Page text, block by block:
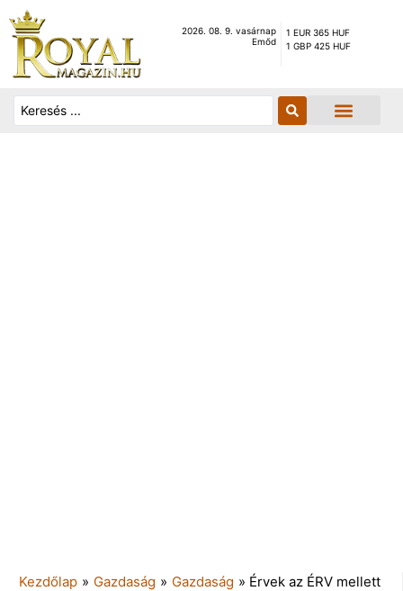
2026. 08. 9. vasárnap
Emőd
1 EUR 365 HUF
1 GBP 425 HUF
Kezdőlap » Gazdaság » Gazdaság » Érvek az ÉRV mellett